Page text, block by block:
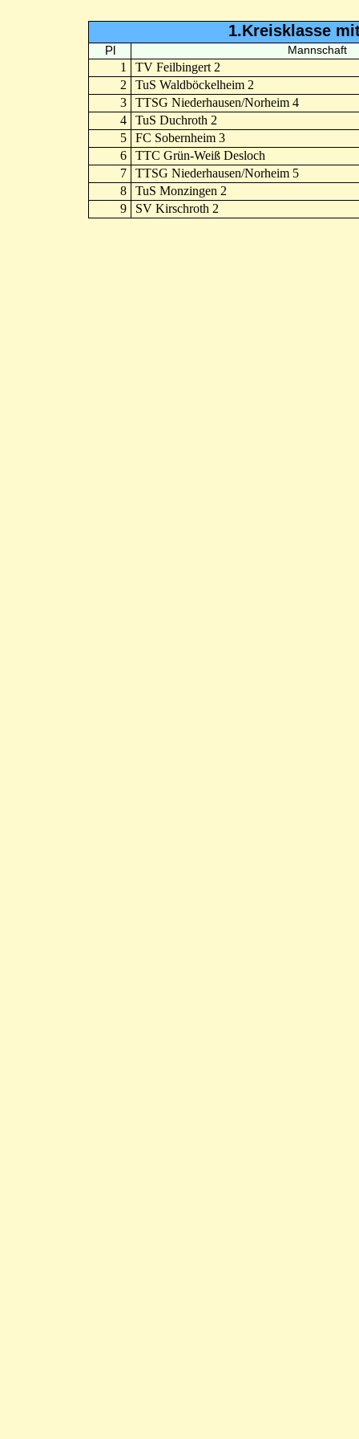
1.Kreisklasse
Pl Mannschaft
1
TV Feilbingert 2
2
TuS Waldböckelheim 2
3
TTSG Niederhausen/Norheim 4
4
TuS Duchroth 2
5
FC Sobernheim 3
6
TTC Grün-Weiß Desloch
7
TTSG Niederhausen/Norheim 5
8
TuS Monzingen 2
9
SV Kirschroth 2